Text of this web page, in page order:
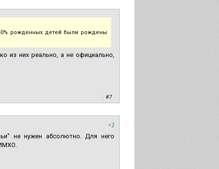
рожденных детей были рождены
из них реально, а не официально,
#7
+2
не нужен абсолютно. Для него